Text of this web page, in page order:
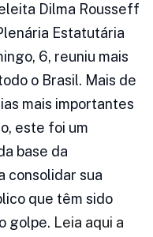
Dilma Rousseff
Estatutária
6, reuniu mais
o Brasil. Mais de
mais importantes
este foi um
base da
consolidar sua
que têm sido
golpe. Leia aqui a